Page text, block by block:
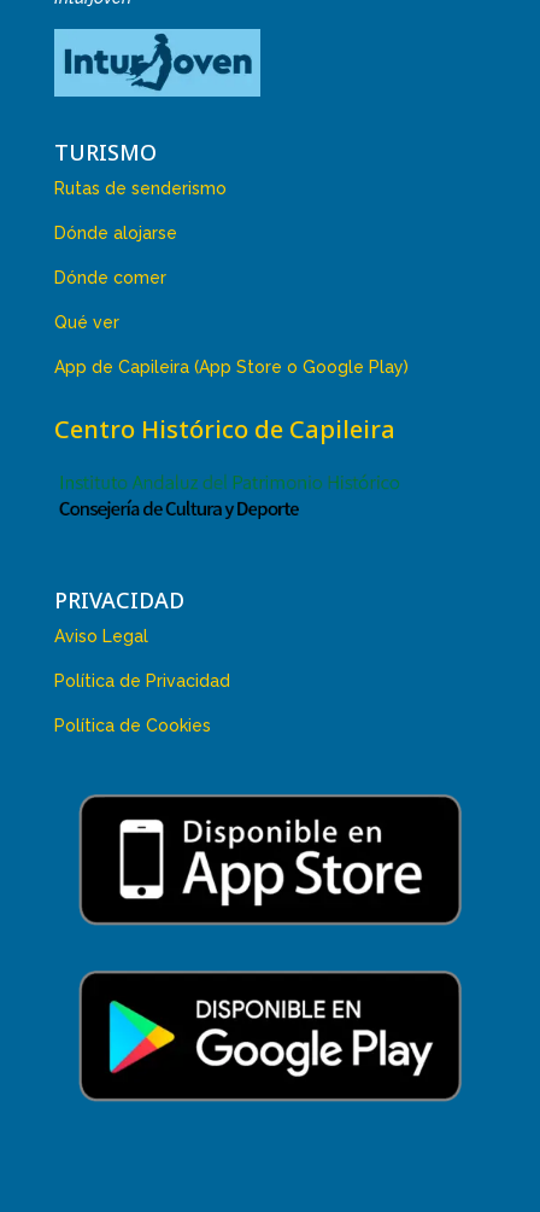
TURISMO
Rutas de senderismo
Dónde alojarse
Dónde comer
Qué ver
App de Capileira (App Store o Google Play)
Centro Histórico de Capileira
PRIVACIDAD
Aviso Legal
Política de Privacidad
Política de Cookies